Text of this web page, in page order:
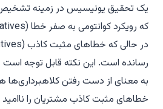
یک تحقیق یونیسیس در زمینه تشخیص
رسانده است. این نکته قابل توجه
به معنای از دست رفتن کلاهبرداری‌ها
خطاهای مثبت کاذب مشتریان را ناامید